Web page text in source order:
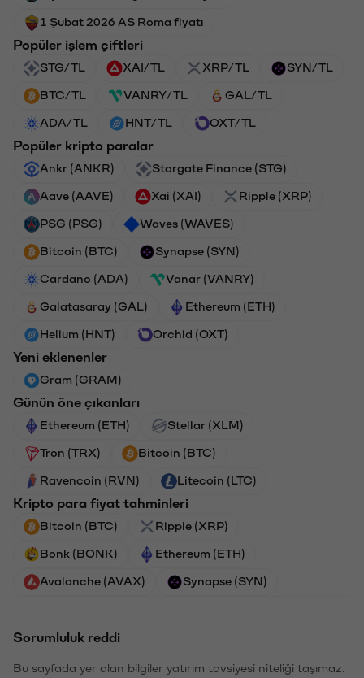
1 Şubat 2026 AS Roma fiyatı
Popüler işlem çiftleri
STG/TL XAI/TL XRP/TL SYN/TL
BTC/TL VANRY/TL GAL/TL
ADA/TL HNT/TL OXT/TL
Popüler kripto paralar
Ankr (ANKR) Stargate Finance (STG)
Aave (AAVE) Xai (XAI) Ripple (XRP)
PSG (PSG) Waves (WAVES)
Bitcoin (BTC) Synapse (SYN)
Cardano (ADA) Vanar (VANRY)
Galatasaray (GAL) Ethereum (ETH)
Helium (HNT) Orchid (OXT)
Yeni eklenenler
Gram (GRAM)
Günün öne çıkanları
Ethereum (ETH) Stellar (XLM)
Tron (TRX) Bitcoin (BTC)
Ravencoin (RVN) Litecoin (LTC)
Kripto para fiyat tahminleri
Bitcoin (BTC) Ripple (XRP)
Bonk (BONK) Ethereum (ETH)
Avalanche (AVAX) Synapse (SYN)
Sorumluluk reddi
Bu sayfada yer alan bilgiler yatırım tavsiyesi niteliği taşımaz.